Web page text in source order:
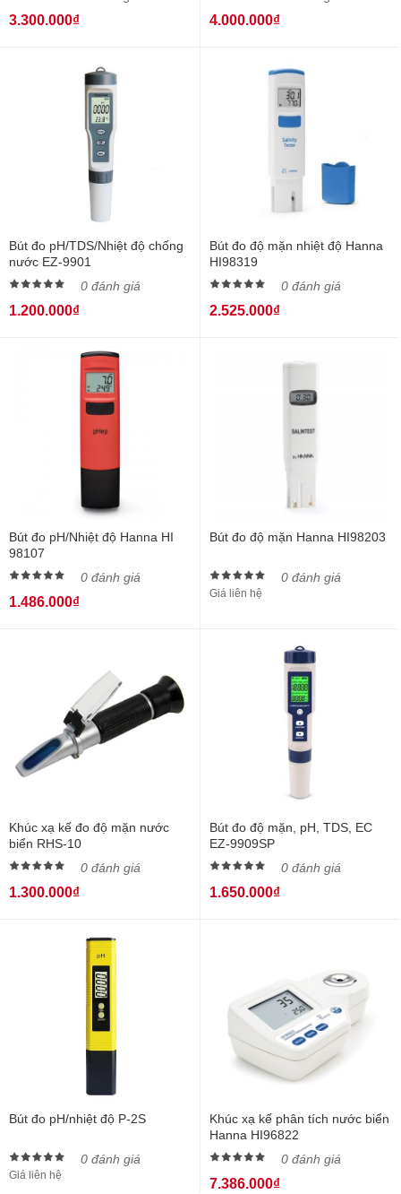
3.300.000₫ 4.000.000₫
Bút đo pH/TDS/Nhiệt độ chống
nước EZ-9901
0 đánh giá
1.200.000₫
Bút đo độ mặn nhiệt độ Hanna
HI98319
0 đánh giá
2.525.000₫
Bút đo pH/Nhiệt độ Hanna HI
98107
0 đánh giá
1.486.000₫
Bút đo độ mặn Hanna HI98203
0 đánh giá
Giá liên hệ
Khúc xạ kế đo độ mặn nước
biển RHS-10
0 đánh giá
1.300.000₫
Bút đo độ mặn, pH, TDS, EC
EZ-9909SP
0 đánh giá
1.650.000₫
Bút đo pH/nhiệt độ P-2S
0 đánh giá
Giá liên hệ
Khúc xạ kế phân tích nước biển
Hanna HI96822
0 đánh giá
7.386.000₫